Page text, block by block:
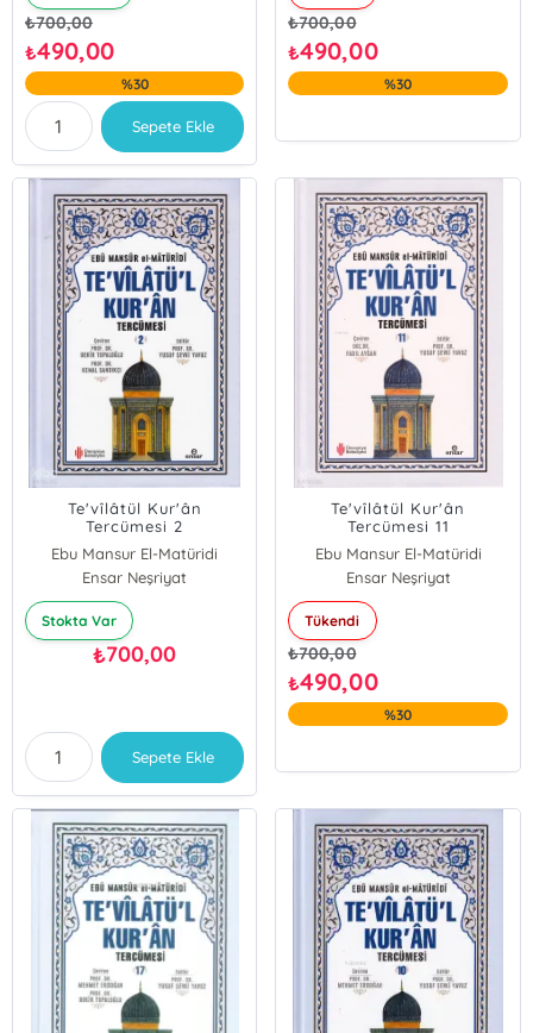
₺700,00
₺490,00
%30
Sepete Ekle
₺700,00
₺490,00
%30
Te'vîlâtül Kur'ân
Tercümesi 2
Ebu Mansur El-Matüridi
Ensar Neşriyat
Stokta Var
₺700,00
Sepete Ekle
Te'vîlâtül Kur'ân
Tercümesi 11
Ebu Mansur El-Matüridi
Ensar Neşriyat
Tükendi
₺700,00
₺490,00
%30